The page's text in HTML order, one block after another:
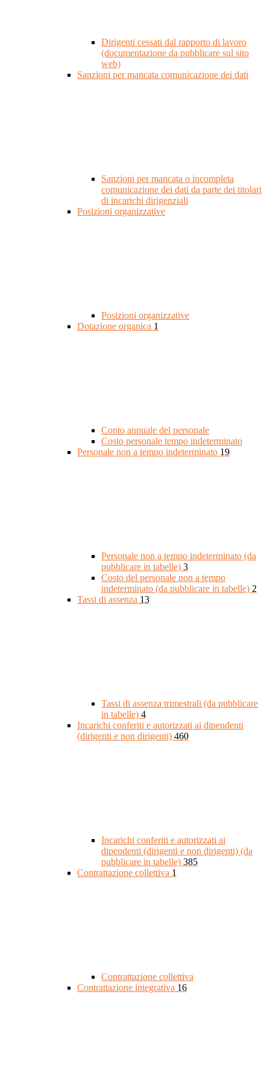
Dirigenti cessati dal rapporto di lavoro
(documentazione da pubblicare sul sito
web)
Sanzioni per mancata comunicazione dei dati
Sanzioni per mancata o incompleta
comunicazione dei dati da parte dei titolari
di incarichi dirigenziali
Posizioni organizzative
Posizioni organizzative
Dotazione organica 1
Conto annuale del personale
Costo personale tempo indeterminato
Personale non a tempo indeterminato 19
Personale non a tempo indeterminato (da
pubblicare in tabelle) 3
Costo del personale non a tempo
indeterminato (da pubblicare in tabelle) 2
Tassi di assenza 13
Tassi di assenza trimestrali (da pubblicare
in tabelle) 4
Incarichi conferiti e autorizzati ai dipendenti
(dirigenti e non dirigenti) 460
Incarichi conferiti e autorizzati ai
dipendenti (dirigenti e non dirigenti) (da
pubblicare in tabelle) 385
Contrattazione collettiva 1
Contrattazione collettiva
Contrattazione integrativa 16